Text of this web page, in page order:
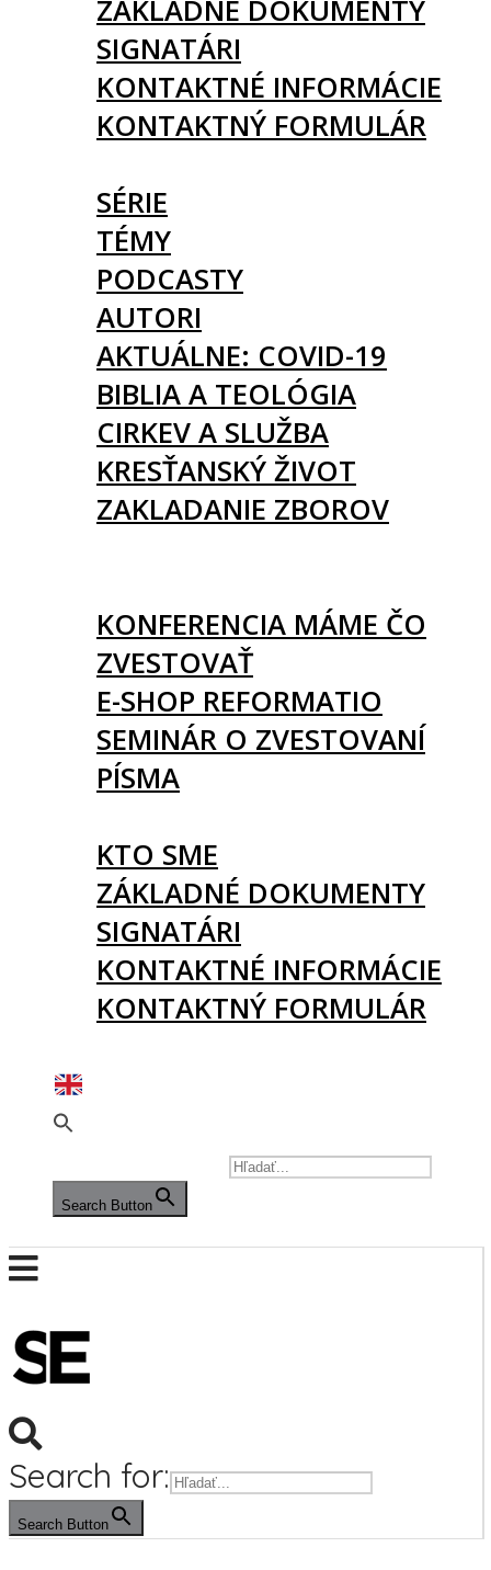
ZÁKLADNÉ DOKUMENTY
SIGNATÁRI
KONTAKTNÉ INFORMÁCIE
KONTAKTNÝ FORMULÁR
SÉRIE
TÉMY
PODCASTY
AUTORI
AKTUÁLNE: COVID-19
BIBLIA A TEOLÓGIA
CIRKEV A SLUŽBA
KRESŤANSKÝ ŽIVOT
ZAKLADANIE ZBOROV
KONFERENCIA MÁME ČO
ZVESTOVAŤ
E-SHOP REFORMATIO
SEMINÁR O ZVESTOVANÍ
PÍSMA
KTO SME
ZÁKLADNÉ DOKUMENTY
SIGNATÁRI
KONTAKTNÉ INFORMÁCIE
KONTAKTNÝ FORMULÁR
Search Button
Search for:
Search Button